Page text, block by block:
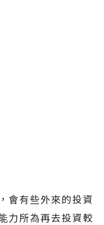
會有些外來的投資
力所為再去投資較